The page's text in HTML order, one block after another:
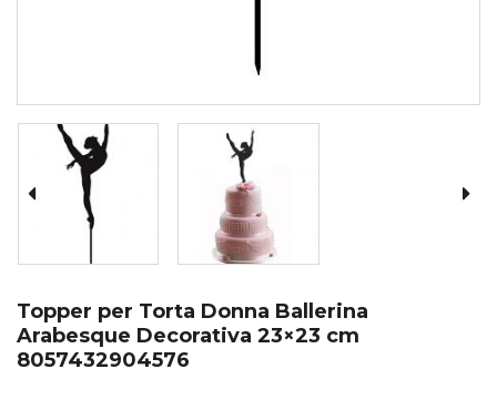
Topper per Torta Donna Ballerina
Arabesque Decorativa 23×23 cm
8057432904576